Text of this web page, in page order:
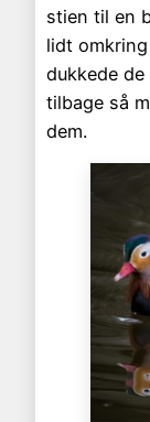
stien til en
lidt
dukkede
tilbage så
dem.